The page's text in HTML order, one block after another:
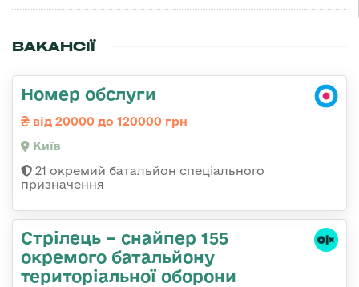
ВАКАНСІЇ
Номер обслуги
від 20000 до 120000 грн
Київ
21 окремий батальйон спеціального
призначення
Стрілець – снайпер 155
окремого батальйону
територіальної оборони